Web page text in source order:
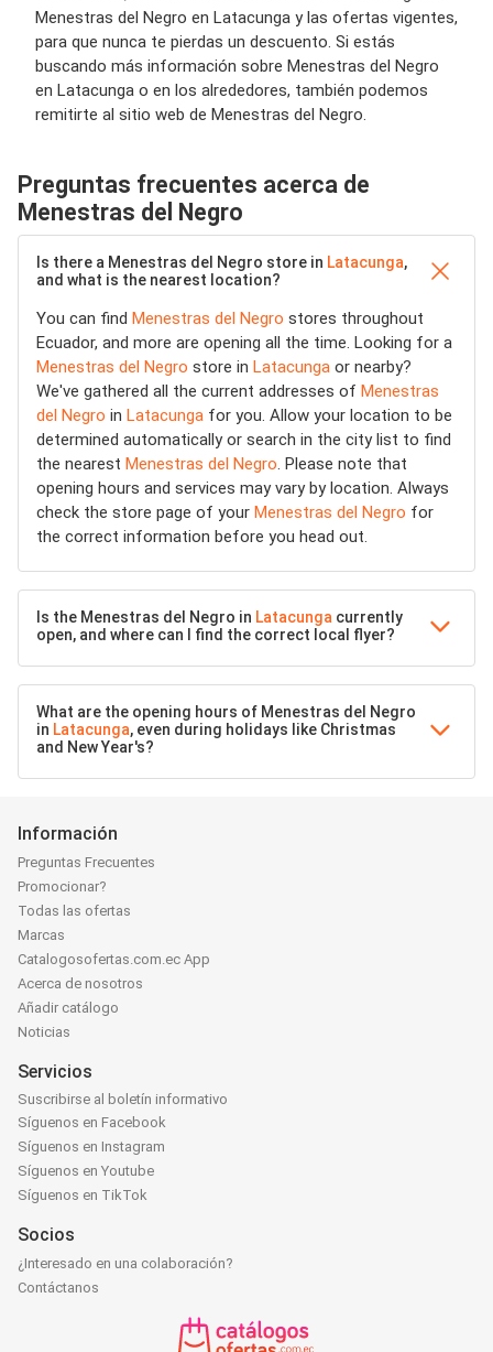
Menestras del Negro en Latacunga y las ofertas vigentes,
para que nunca te pierdas un descuento. Si estás
buscando más información sobre Menestras del Negro
en Latacunga o en los alrededores, también podemos
remitirte al sitio web de Menestras del Negro.
Preguntas frecuentes acerca de
Menestras del Negro
Is there a Menestras del Negro store in Latacunga,
and what is the nearest location?
You can find Menestras del Negro stores throughout
Ecuador, and more are opening all the time. Looking for a
Menestras del Negro store in Latacunga or nearby?
We've gathered all the current addresses of Menestras
del Negro in Latacunga for you. Allow your location to be
determined automatically or search in the city list to find
the nearest Menestras del Negro. Please note that
opening hours and services may vary by location. Always
check the store page of your Menestras del Negro for
the correct information before you head out.
Is the Menestras del Negro in Latacunga currently
open, and where can I find the correct local flyer?
What are the opening hours of Menestras del Negro
in Latacunga, even during holidays like Christmas
and New Year's?
Información
Preguntas Frecuentes
Promocionar?
Todas las ofertas
Marcas
Catalogosofertas.com.ec App
Acerca de nosotros
Añadir catálogo
Noticias
Servicios
Suscribirse al boletín informativo
Síguenos en Facebook
Síguenos en Instagram
Síguenos en Youtube
Síguenos en TikTok
Socios
¿Interesado en una colaboración?
Contáctanos